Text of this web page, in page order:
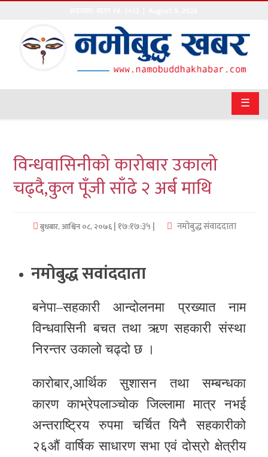
गृहपृष्ठ
राजनीति
प्रवास
अर्थवाणिज्य
अन्तराष्ट्रिय
कला
शैली
सूचना
प्रविधि
साहित्य
नमोबुद्ध
☰
विन्धवासिनीको कारोबार उकालो
चढ्दै,कुल पूँजी साँढे २ अर्ब माथि
बुधबार, आश्विन ०८, २०७६| १७:१७:३५ | नमोबुद्ध संवाददाता
नमोबुद्ध सवांददाता
बनेपा–सहकारी आन्दोलनमा प्रख्यात नाम
विन्धवासिनी बचत तथा ऋण सहकारी संस्था
निरन्तर उकालो चढ्दो छ ।
कारोबार,आर्थिक सुशासन तथा सम्बन्धका
कारण काभ्रेपलाञ्चोक जिल्लामा मात्र नभई
अन्तराष्ट्रिय रुपमा चर्चित यिनै सहकारीको
२६औं वार्षिक साधारण सभा एवं दोस्रो क्षेत्रीय